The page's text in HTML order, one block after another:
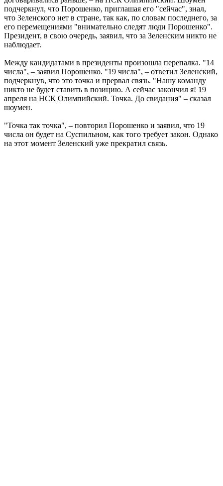
подчеркнул, что Порошенко, приглашая его "сейчас", знал,
что Зеленского нет в стране, так как, по словам последнего, за
его перемещениями "внимательно следят люди Порошенко".
Президент, в свою очередь, заявил, что за Зеленским никто не
наблюдает.
Между кандидатами в президенты произошла перепалка. "14
числа", – заявил Порошенко. "19 числа", – ответил Зеленский,
подчеркнув, что это точка и прервал связь. "Нашу команду
никто не будет ставить в позицию. А сейчас закончил я! 19
апреля на НСК Олимпийский. Точка. До свидания" – сказал
шоумен.
"Точка так точка", – повторил Порошенко и заявил, что 19
числа он будет на Суспильном, как того требует закон. Однако
на этот момент Зеленский уже прекратил связь.